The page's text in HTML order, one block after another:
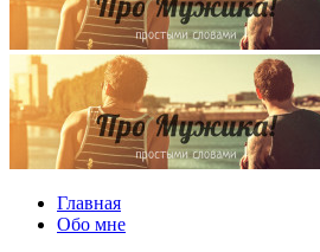
Главная
Обо мне